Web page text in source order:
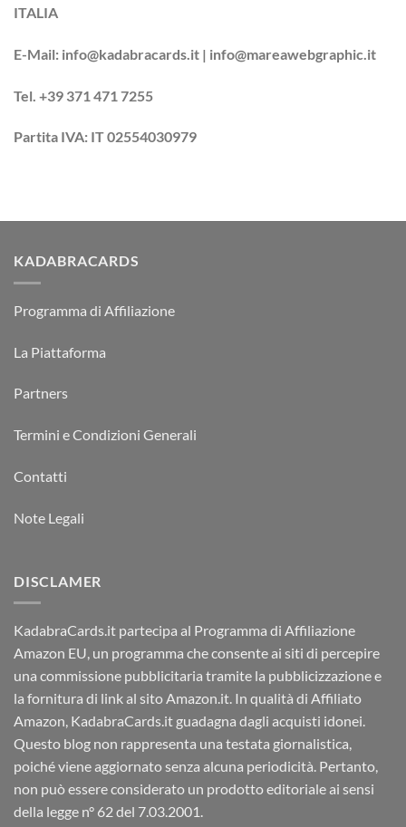
ITALIA
E-Mail: info@kadabracards.it | info@mareawebgraphic.it
Tel. +39 371 471 7255
Partita IVA: IT 02554030979
KADABRACARDS
Programma di Affiliazione
La Piattaforma
Partners
Termini e Condizioni Generali
Contatti
Note Legali
DISCLAMER
KadabraCards.it partecipa al Programma di Affiliazione
Amazon EU, un programma che consente ai siti di percepire
una commissione pubblicitaria tramite la pubblicizzazione e
la fornitura di link al sito Amazon.it. In qualità di Affiliato
Amazon, KadabraCards.it guadagna dagli acquisti idonei.
Questo blog non rappresenta una testata giornalistica,
poiché viene aggiornato senza alcuna periodicità. Pertanto,
non può essere considerato un prodotto editoriale ai sensi
della legge n° 62 del 7.03.2001.